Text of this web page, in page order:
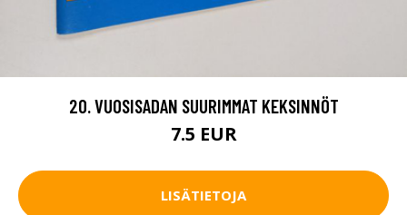
20. VUOSISADAN SUURIMMAT KEKSINNÖT
7.5 EUR
LISÄTIETOJA